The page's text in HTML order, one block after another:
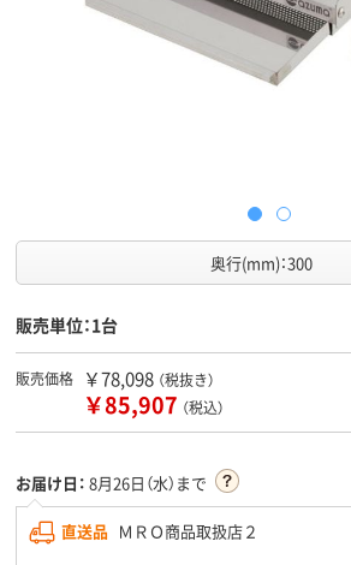
奥行(mm)：300
販売単位：1台
販売価格 ￥78,098 （税抜き）
￥85,907 （税込）
お届け日： 8月26日（水）まで
直送品 ＭＲＯ商品取扱店２